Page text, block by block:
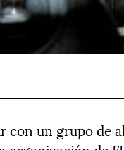
con un grupo de